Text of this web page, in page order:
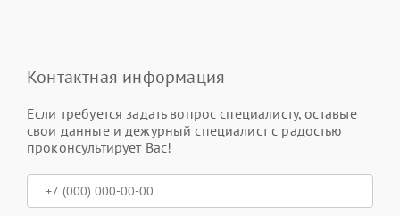
Контактная информация
Если требуется задать вопрос специалисту, оставьте
свои данные и дежурный специалист с радостью
проконсультирует Вас!